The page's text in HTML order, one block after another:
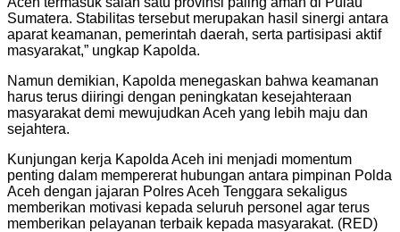
Sumatera. Stabilitas tersebut merupakan hasil sinergi antara
aparat keamanan, pemerintah daerah, serta partisipasi aktif
masyarakat,” ungkap Kapolda.
Namun demikian, Kapolda menegaskan bahwa keamanan
harus terus diiringi dengan peningkatan kesejahteraan
masyarakat demi mewujudkan Aceh yang lebih maju dan
sejahtera.
Kunjungan kerja Kapolda Aceh ini menjadi momentum
penting dalam mempererat hubungan antara pimpinan Polda
Aceh dengan jajaran Polres Aceh Tenggara sekaligus
memberikan motivasi kepada seluruh personel agar terus
memberikan pelayanan terbaik kepada masyarakat. (RED)